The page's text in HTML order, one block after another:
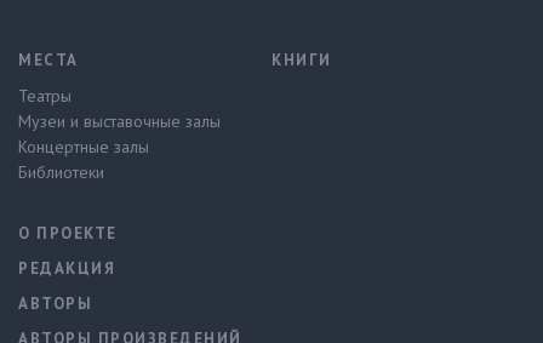
МЕСТА
Театры
Музеи и выставочные залы
Концертные залы
Библиотеки
КНИГИ
О ПРОЕКТЕ
РЕДАКЦИЯ
АВТОРЫ
АВТОРЫ ПРОИЗВЕДЕНИЙ